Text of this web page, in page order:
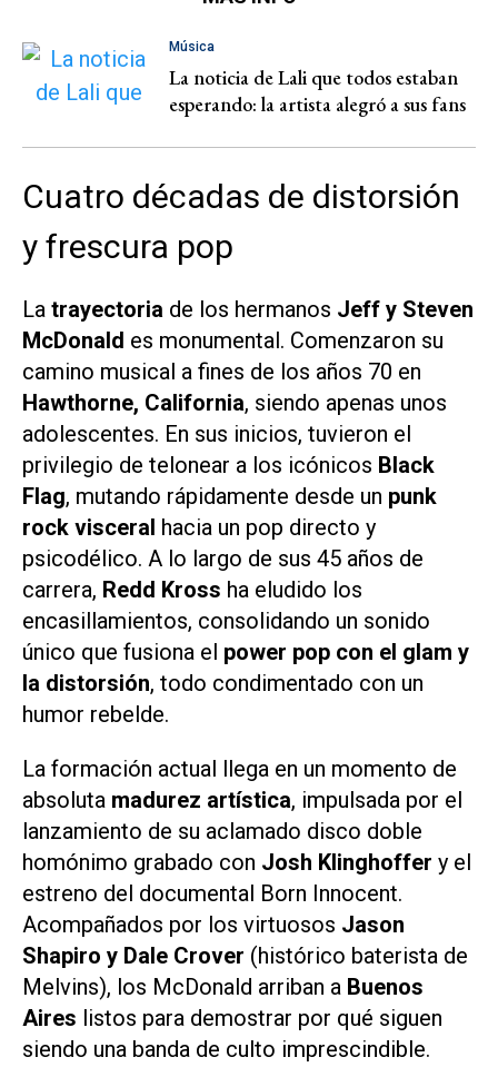
Música
La noticia de Lali que todos estaban
esperando: la artista alegró a sus fans
Cuatro décadas de distorsión
y frescura pop
La trayectoria de los hermanos Jeff y Steven
McDonald es monumental. Comenzaron su
camino musical a fines de los años 70 en
Hawthorne, California, siendo apenas unos
adolescentes. En sus inicios, tuvieron el
privilegio de telonear a los icónicos Black
Flag, mutando rápidamente desde un punk
rock visceral hacia un pop directo y
psicodélico. A lo largo de sus 45 años de
carrera, Redd Kross ha eludido los
encasillamientos, consolidando un sonido
único que fusiona el power pop con el glam y
la distorsión, todo condimentado con un
humor rebelde.
La formación actual llega en un momento de
absoluta madurez artística, impulsada por el
lanzamiento de su aclamado disco doble
homónimo grabado con Josh Klinghoffer y el
estreno del documental Born Innocent.
Acompañados por los virtuosos Jason
Shapiro y Dale Crover (histórico baterista de
Melvins), los McDonald arriban a Buenos
Aires listos para demostrar por qué siguen
siendo una banda de culto imprescindible.